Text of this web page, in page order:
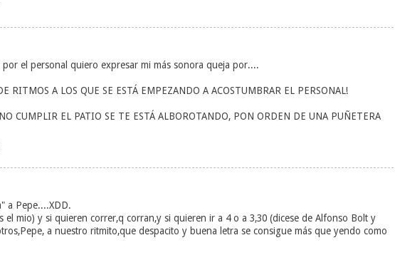
el personal quiero expresar mi más sonora queja por....
RITMOS A LOS QUE SE ESTÁ EMPEZANDO A ACOSTUMBRAR EL PERSONAL!
CUMPLIR EL PATIO SE TE ESTÁ ALBOROTANDO, PON ORDEN DE UNA PUÑETERA
a Pepe....XDD.
el mio) y si quieren correr,q corran,y si quieren ir a 4 o a 3,30 (dicese de Alfonso Bolt y
a nuestro ritmito,que despacito y buena letra se consigue más que yendo como